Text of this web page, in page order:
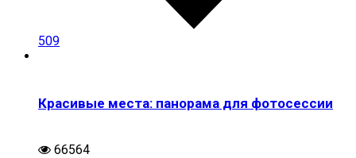
509
Красивые места: панорама для фотосессии
66564